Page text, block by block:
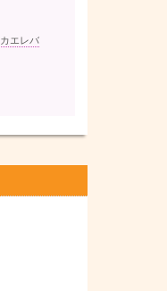
カエレバ